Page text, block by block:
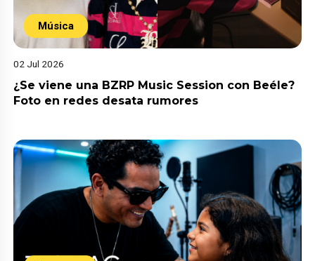
Música
02 Jul 2026
¿Se viene una BZRP Music Session con Beéle?
Foto en redes desata rumores